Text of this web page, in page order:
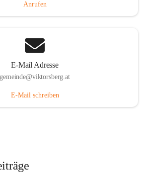
Anrufen
E-Mail Adresse
gemeinde@viktorsberg.at
E-Mail schreiben